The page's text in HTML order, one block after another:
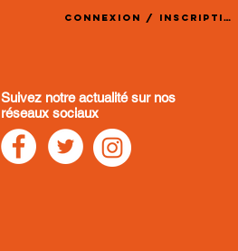
Connexion / Inscription
Suivez notre actualité sur nos
réseaux sociaux